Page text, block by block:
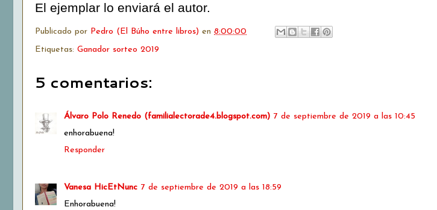
El ejemplar lo enviará el autor.
Publicado por Pedro (El Búho entre libros) en 8:00:00
Etiquetas: Ganador sorteo 2019
5 comentarios:
Álvaro Polo Renedo (familialectorade4.blogspot.com) 7 de septiembre de 2019 a las 10:45
enhorabuena!
Responder
Vanesa HicEtNunc 7 de septiembre de 2019 a las 18:59
Enhorabuena!